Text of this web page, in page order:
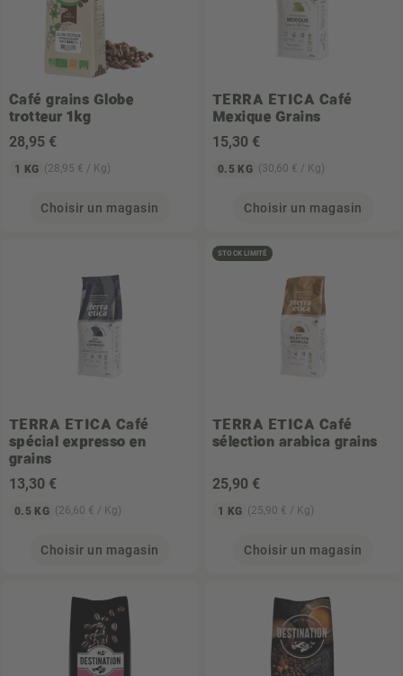
Café grains Globe
trotteur 1kg
28,95 €
1 KG (28,95 € / Kg)
Choisir un magasin
TERRA ETICA Café
Mexique Grains
15,30 €
0.5 KG (30,60 € / Kg)
Choisir un magasin
TERRA ETICA Café
spécial expresso en
grains
13,30 €
0.5 KG (26,60 € / Kg)
Choisir un magasin
STOCK LIMITÉ
TERRA ETICA Café
sélection arabica grains
25,90 €
1 KG (25,90 € / Kg)
Choisir un magasin